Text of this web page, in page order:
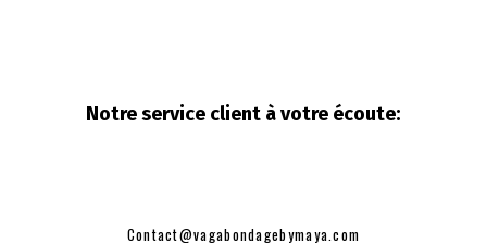
Notre service client à votre écoute:
Contact@vagabondagebymaya.com